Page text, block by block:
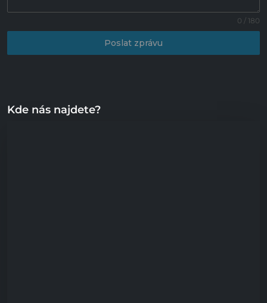
0 / 180
Poslat zprávu
Kde nás najdete?